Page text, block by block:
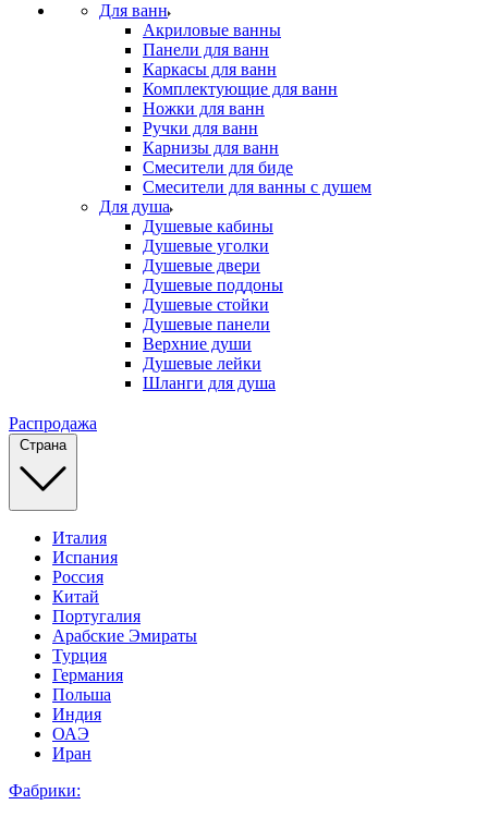
Для ванн
Акриловые ванны
Панели для ванн
Каркасы для ванн
Комплектующие для ванн
Ножки для ванн
Ручки для ванн
Карнизы для ванн
Смесители для биде
Смесители для ванны с душем
Для душа
Душевые кабины
Душевые уголки
Душевые двери
Душевые поддоны
Душевые стойки
Душевые панели
Верхние души
Душевые лейки
Шланги для душа
Распродажа
Страна
Италия
Испания
Россия
Китай
Португалия
Арабские Эмираты
Турция
Германия
Польша
Индия
ОАЭ
Иран
Фабрики: